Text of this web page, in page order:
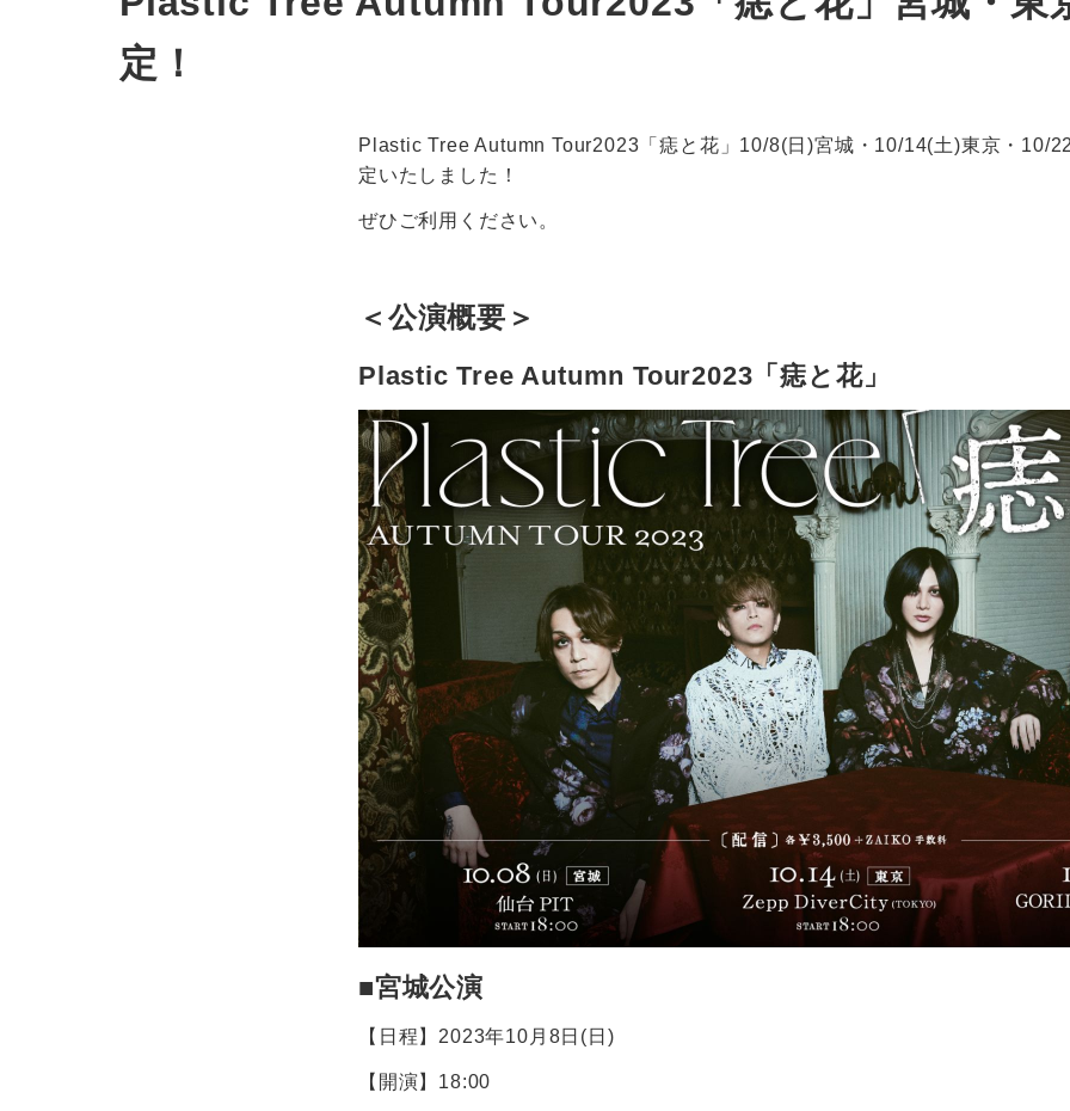
定！
Plastic Tree Autumn Tour2023「痣と花」10/8(日)宮城・10/14(土)東京・10/
定いたしました！
ぜひご利用ください。
＜公演概要＞
Plastic Tree Autumn Tour2023「痣と花」
■宮城公演
【日程】2023年10月8日(日)
【開演】18:00